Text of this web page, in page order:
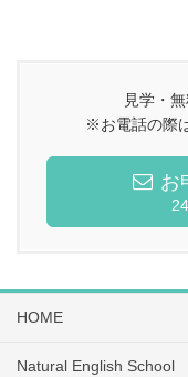
見学・
※お電話の際
お
HOME
Natural English School